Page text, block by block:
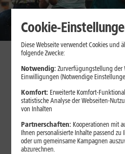
Cookie-
Diese Webseite verwendet Cookies und
folgende Zwecke:
Notwendig: Zurverfügungstellung der
Einwilligungen (Notwendige
Komfort: Erweiterte Komfort-
statistische Analyse der Webseiten-
von Inhalten
Partnerschaften: Kooperationen mit
Ihnen personalisierte Inhalte passend zu
oder um gemeinsame Kampagnen
abzurechnen.